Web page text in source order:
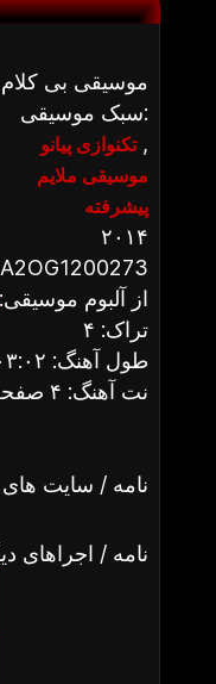
موسیقی بی کلام
سبک موسیقی:
تکنوازی پیانو,
موسیقی ملایم
پیشرفته
۲۰۱۴
از آلبوم
تراک: ۴
طول آهنگ: ۰۳:۰۲
نت آهنگ: ۴ صفحه
نامه / سایت های
نامه / اجراهای